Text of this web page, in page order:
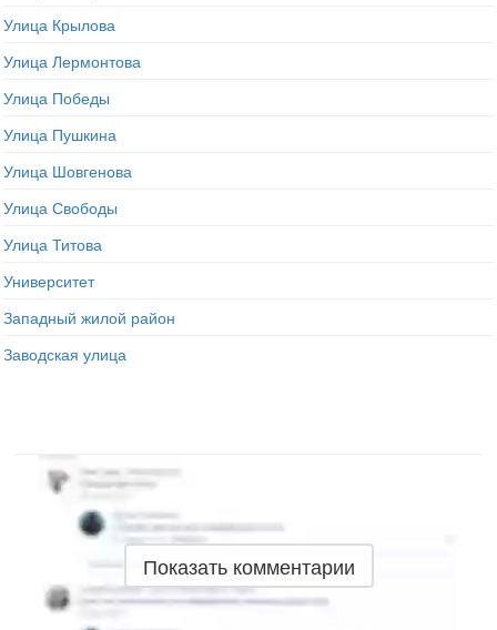
Улица Крылова
Улица Лермонтова
Улица Победы
Улица Пушкина
Улица Шовгенова
Улица Свободы
Улица Титова
Университет
Западный жилой район
Заводская улица
Показать комментарии